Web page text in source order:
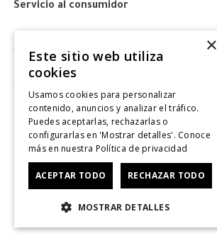
Servicio al consumidor
Tiendas
Contáctanos
Giftcard
Solicitar Factura
CyberDay
×
Este sitio web utiliza
cookies
Usamos cookies para personalizar
contenido, anuncios y analizar el tráfico.
Puedes aceptarlas, rechazarlas o
configurarlas en 'Mostrar detalles'. Conoce
más en nuestra Política de privacidad
ACEPTAR TODO RECHAZAR TODO
MOSTRAR DETALLES